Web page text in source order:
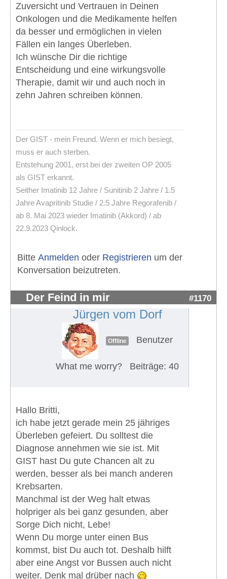
Zuversicht und Vertrauen in Deinen
Onkologen und die Medikamente helfen
da besser und ermöglichen in vielen
Fällen ein langes Überleben.
Ich wünsche Dir die richtige
Entscheidung und eine wirkungsvolle
Therapie, damit wir und auch noch in
zehn Jahren schreiben können.
Der GIST - mein Freund. Wenn er mich besiegt,
muss er auch sterben.
Entstehung 2001, erst bei der zweiten OP 2005
als GIST erkannt.
Seither Imatinib 12 Jahre / Sunitinib 2 Jahre / 1.5
Jahre Avapritinib Studie / 2.5 Jahre Regorafenib /
ab 8. Mai 2023 wieder Imatinib (Akkord) / ab
22.9.2023 Qinlock.
Bitte Anmelden oder Registrieren um der
Konversation beizutreten.
Der Feind in mir #1170
Jürgen vom Dorf
Offline Benutzer
What me worry? Beiträge: 40
Hallo Britti,
ich habe jetzt gerade mein 25 jähriges
Überleben gefeiert. Du solltest die
Diagnose annehmen wie sie ist. Mit
GIST hast Du gute Chancen alt zu
werden, besser als bei manch anderen
Krebsarten.
Manchmal ist der Weg halt etwas
holpriger als bei ganz gesunden, aber
Sorge Dich nicht, Lebe!
Wenn Du morge unter einen Bus
kommst, bist Du auch tot. Deshalb hilft
aber eine Angst vor Bussen auch nicht
weiter. Denk mal drüber nach